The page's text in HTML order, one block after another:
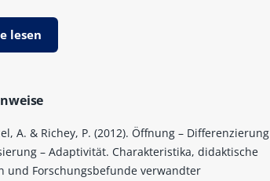
lesen
A. & Richey, P. (2012). Öffnung – Differenzierung
– Adaptivität. Charakteristika, didaktische
und Forschungsbefunde verwandter